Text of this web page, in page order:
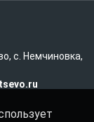
с. Немчиновка,